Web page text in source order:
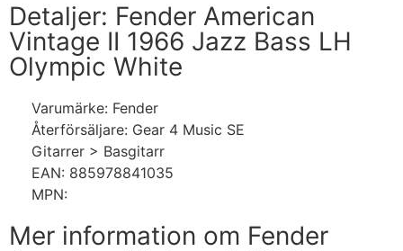
Detaljer: Fender American
Vintage II 1966 Jazz Bass LH
Olympic White
Varumärke: Fender
Återförsäljare: Gear 4 Music SE
Gitarrer > Basgitarr
EAN: 885978841035
MPN:
Mer information om Fender